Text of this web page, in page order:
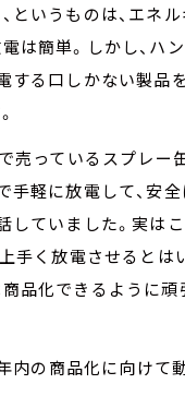
というものは、エネ
は簡単。しかし、ハ
する口しかない製品
売っているスプレー
手軽に放電して、安全
していました。実は
手く放電させるとは
品化できるように頑
内の商品化に向けて